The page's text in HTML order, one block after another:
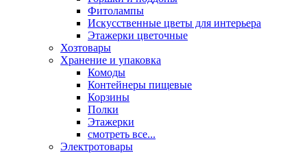
Фитолампы
Искусственные цветы для интерьера
Этажерки цветочные
Хозтовары
Хранение и упаковка
Комоды
Контейнеры пищевые
Корзины
Полки
Этажерки
смотреть все...
Электротовары